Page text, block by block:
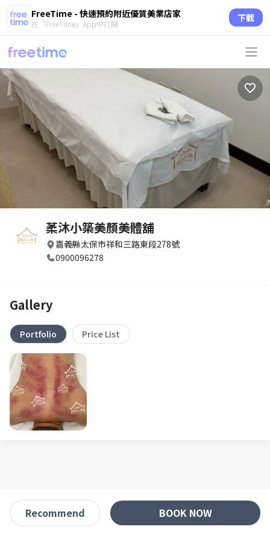
FreeTime - 快速預約附近優質美業店家
在「FreeTime」App中打開 下載
葇沐小築美顏美體舖
嘉義縣太保市祥和三路東段278號
0900096278
Gallery
Portfolio Price List
Recommend BOOK NOW